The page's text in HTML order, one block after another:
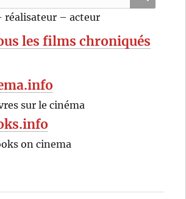
– acteur
les films chroniqués
sur le cinéma
on cinema